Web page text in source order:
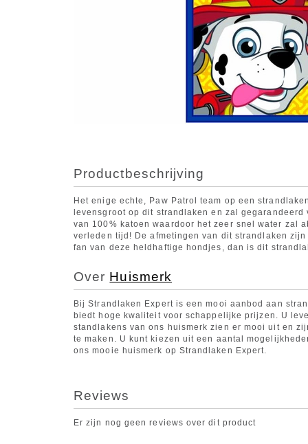
Productbeschrijving
Het enige echte, Paw Patrol team op een
levensgroot op dit strandlaken en zal
van 100% katoen waardoor het zeer snel water zal
verleden tijd! De afmetingen van dit strandlaken
fan van deze heldhaftige hondjes, dan is dit
Over Huismerk
Bij Strandlaken Expert is een mooi aanbod aan
biedt hoge kwaliteit voor schappelijke prijzen. U
standlakens van ons huismerk zien er mooi uit en
te maken. U kunt kiezen uit een aantal
ons mooie huismerk op Strandlaken Expert.
Reviews
Er zijn nog geen reviews over dit product